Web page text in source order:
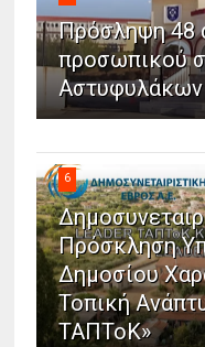
Πρόσληψη 48
προσωπικού
Αστυφυλάκων
6
Πρόσκληση
Δημοσίου
Τοπική
ΤΑΠΤοΚ»